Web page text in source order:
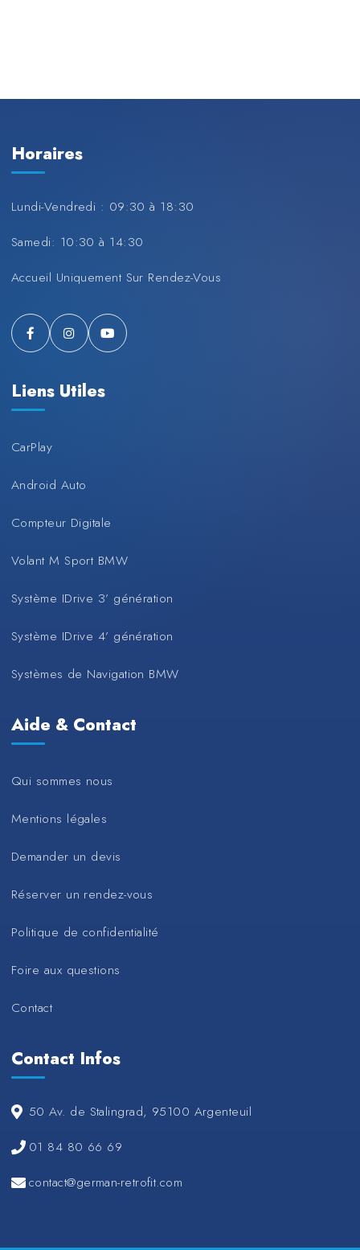
Horaires
Lundi-Vendredi : 09:30 à 18:30
Samedi: 10:30 à 14:30
Accueil Uniquement Sur Rendez-Vous
Liens Utiles
CarPlay
Android Auto
Compteur Digitale
Volant M Sport BMW
Système IDrive 3’ génération
Système IDrive 4’ génération
Systèmes de Navigation BMW
Aide & Contact
Qui sommes nous
Mentions légales
Demander un devis
Réserver un rendez-vous
Politique de confidentialité
Foire aux questions
Contact
Contact Infos
50 Av. de Stalingrad, 95100 Argenteuil
01 84 80 66 69
contact@german-retrofit.com